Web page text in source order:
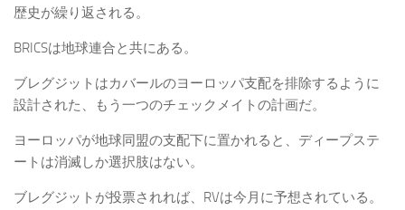
歴史が繰り返される。
BRICSは地球連合と共にある。
ブレグジットはカバールのヨーロッパ支配を排除するように
設計された、もう一つのチェックメイトの計画だ。
ヨーロッパが地球同盟の支配下に置かれると、ディープステ
ートは消滅しか選択肢はない。
ブレグジットが投票されれば、RVは今月に予想されている。